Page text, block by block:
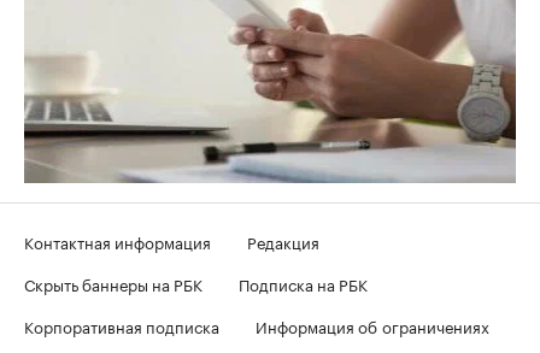
Контактная информация
Редакция
Скрыть баннеры на РБК
Подписка на РБК
Корпоративная подписка
Информация об ограничениях